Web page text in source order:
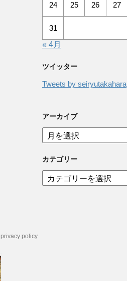
24 25 26 27
31
« 4月
ツイッター
Tweets by seiryutakahara
アーカイブ
ア
ー
イ
カテゴリー
テ
privacy policy